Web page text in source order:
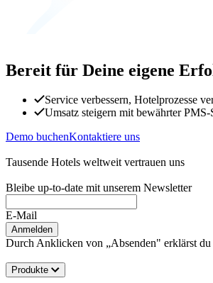
Bereit für Deine eigene
Service verbessern, Hotelprozesse
Umsatz steigern mit bewährter
Demo buchenKontaktiere uns
Tausende Hotels weltweit vertrauen uns
Bleibe up-to-date mit unserem Newsletter
E-Mail
Anmelden
Durch Anklicken von „Absenden" erklärst
Produkte